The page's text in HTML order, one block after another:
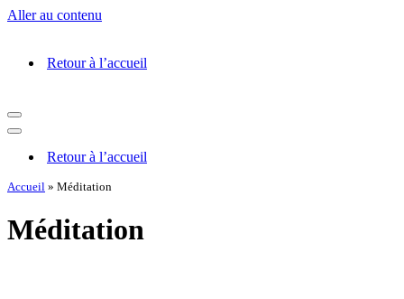
Aller au contenu
Retour à l’accueil
Retour à l’accueil
Accueil » Méditation
Méditation